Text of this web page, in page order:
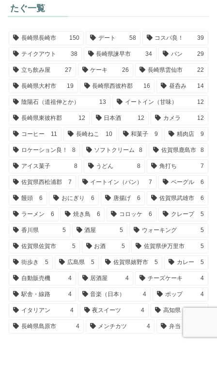
たぐ一覧
長崎県長崎市 150 デート 58 コスパ良！ 39
テイクアウト 38 長崎県諫早市 34 パン 29
立ち飲み屋 27 ケーキ 26 長崎県雲仙市 22
長崎県大村市 19 長崎県西彼杵郡 16 昼呑み 14
陰陽石（道祖伸とか） 13 イートイン（甘味） 12
長崎県東彼杵郡 12 日本酒 12 カメラ 12
コーヒー 11 長崎ねこ 10 和菓子 9 精肉店 9
ロケーション良！ 8 ソフトクリーム 8 佐賀県鹿島市 8
アイス菓子 8 うどん 8 角打ち 7
佐賀県西松浦郡 7 イートイン（パン） 7 ベーグル 6
饅頭 6 おにぎり 6 唐揚げ 6 佐賀県武雄市 6
ラーメン 6 焼き鳥 6 コロッケ 6 クレープ 5
香川県 5 酒屋 5 ウォーキング 5
佐賀県佐賀市 5 お酒 5 佐賀県伊万里市 5
街歩き 5 広島県 5 佐賀県嬉野市 5 カレー 5
自動販売機 4 居酒屋 4 チーズケーキ 4
駅舎・線路 4 音楽（日本） 4 ポップ 4
イタリアン 4 夜スイーツ 4 高知県
長崎県島原市 4 メンチカツ 4 弁当